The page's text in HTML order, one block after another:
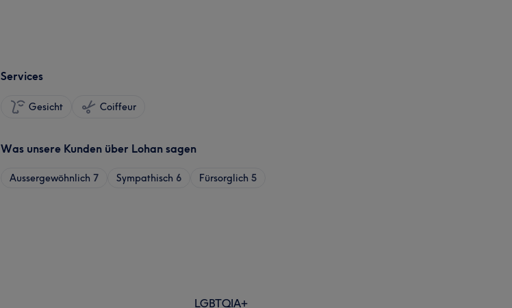
Services
Gesicht Coiffeur
Was unsere Kunden über Lohan sagen
Aussergewöhnlich 7 Sympathisch 6 Fürsorglich 5
LGBTQIA+